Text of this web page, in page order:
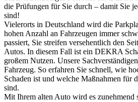
die Prüfungen für Sie durch – damit Sie
sind!
Vielerorts in Deutschland wird die
hohen Anzahl an Fahrzeugen immer
passiert, Sie streifen versehentlich den
Autos. In diesem Fall ist ein DEKRA
großem Nutzen. Unsere
Fahrzeug. So erfahren Sie schnell, wie
Schaden ist und welche Maßnahmen für
sind.
Mit Ihrem alten Auto wird es zunehmend